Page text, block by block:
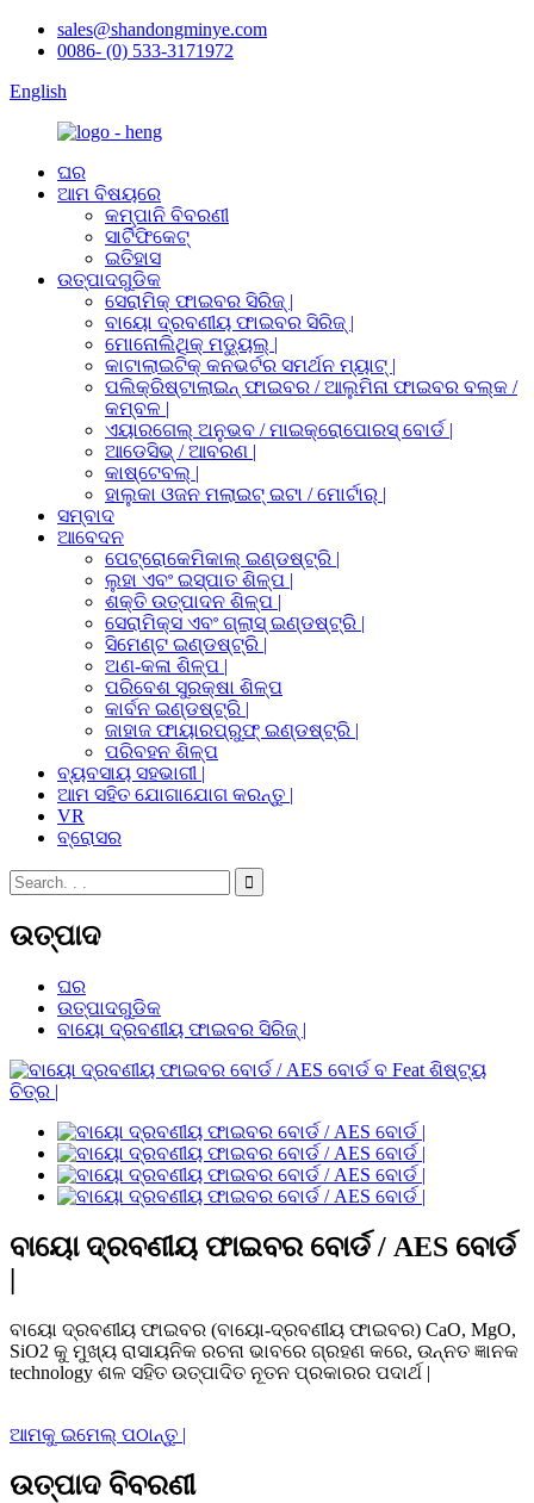
sales@shandongminye.com
0086- (0) 533-3171972
English
ଘର
ଆମ ବିଷୟରେ
କମ୍ପାନି ବିବରଣୀ
ସାର୍ଟିଫିକେଟ୍
ଇତିହାସ
ଉତ୍ପାଦଗୁଡିକ
ସେରାମିକ୍ ଫାଇବର ସିରିଜ୍ |
ବାୟୋ ଦ୍ରବଣୀୟ ଫାଇବର ସିରିଜ୍ |
ମୋନୋଲିଥିକ୍ ମଡ୍ୟୁଲ୍ |
କାଟାଲାଇଟିକ୍ କନଭର୍ଟର ସମର୍ଥନ ମ୍ୟାଟ୍ |
ପଲିକ୍ରିଷ୍ଟାଲାଇନ୍ ଫାଇବର / ଆଲୁମିନା ଫାଇବର ବଲ୍କ /
କମ୍ବଳ |
ଏୟାରଗେଲ୍ ଅନୁଭବ / ମାଇକ୍ରୋପୋରସ୍ ବୋର୍ଡ |
ଆଡେସିଭ୍ / ଆବରଣ |
କାଷ୍ଟେବଲ୍ |
ହାଲୁକା ଓଜନ ମଲାଇଟ୍ ଇଟା / ମୋର୍ଟାର୍ |
ସମ୍ବାଦ
ଆବେଦନ
ପେଟ୍ରୋକେମିକାଲ୍ ଇଣ୍ଡଷ୍ଟ୍ରି |
ଲୁହା ଏବଂ ଇସ୍ପାତ ଶିଳ୍ପ |
ଶକ୍ତି ଉତ୍ପାଦନ ଶିଳ୍ପ |
ସେରାମିକ୍ସ ଏବଂ ଗ୍ଲାସ୍ ଇଣ୍ଡଷ୍ଟ୍ରି |
ସିମେଣ୍ଟ ଇଣ୍ଡଷ୍ଟ୍ରି |
ଅଣ-କଳା ଶିଳ୍ପ |
ପରିବେଶ ସୁରକ୍ଷା ଶିଳ୍ପ
କାର୍ବନ ଇଣ୍ଡଷ୍ଟ୍ରି |
ଜାହାଜ ଫାୟାରପ୍ରୁଫ୍ ଇଣ୍ଡଷ୍ଟ୍ରି |
ପରିବହନ ଶିଳ୍ପ
ବ୍ୟବସାୟ ସହଭାଗୀ |
ଆମ ସହିତ ଯୋଗାଯୋଗ କରନ୍ତୁ |
VR
ବ୍ରୋସର
ଉତ୍ପାଦ
ଘର
ଉତ୍ପାଦଗୁଡିକ
ବାୟୋ ଦ୍ରବଣୀୟ ଫାଇବର ସିରିଜ୍ |
ବାୟୋ ଦ୍ରବଣୀୟ ଫାଇବର ବୋର୍ଡ / AES ବୋର୍ଡ
|
ବାୟୋ ଦ୍ରବଣୀୟ ଫାଇବର (ବାୟୋ-ଦ୍ରବଣୀୟ ଫାଇବର) CaO, MgO,
SiO2 କୁ ମୁଖ୍ୟ ରାସାୟନିକ ରଚନା ଭାବରେ ଗ୍ରହଣ କରେ, ଉନ୍ନତ ଜ୍ଞାନକ
technology ଶଳ ସହିତ ଉତ୍ପାଦିତ ନୂତନ ପ୍ରକାରର ପଦାର୍ଥ |
ଆମକୁ ଇମେଲ୍ ପଠାନ୍ତୁ |
ଉତ୍ପାଦ ବିବରଣୀ